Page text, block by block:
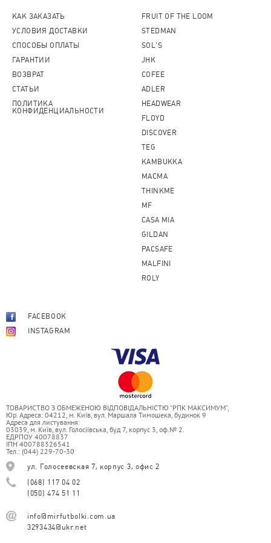
КАК ЗАКАЗАТЬ
УСЛОВИЯ ДОСТАВКИ
СПОСОБЫ ОПЛАТЫ
ГАРАНТИИ
ВОЗВРАТ
СТАТЬИ
ПОЛИТИКА
КОНФИДЕНЦИАЛЬНОСТИ
FRUIT OF THE LOOM
STEDMAN
SOL'S
JHK
COFEE
ADLER
HEADWEAR
FLOYD
DISCOVER
TEG
KAMBUKKA
MACMA
THINKME
MF
CASA MIA
GILDAN
PACSAFE
MALFINI
ROLY
FACEBOOK
INSTAGRAM
ТОВАРИСТВО З ОБМЕЖЕНОЮ ВІДПОВІДАЛЬНІСТЮ “РПК МАКСИМУМ”,
Юр. Адреса: 04212, м. Київ, вул. Маршала Тимошека, будинок 9
Адреса для листування:
03039, м. Київ, вул. Голосіївська, буд 7, корпус 3, оф.№ 2.
ЕДРПОУ 40078837
ІПН 400788326541
Тел.: (044) 229-70-30
ул. Голосеевская 7, корпус 3, офис 2
(068) 117 04 02
(050) 474 51 11
info@mirfutbolki.com.ua
3293434@ukr.net